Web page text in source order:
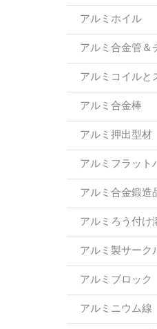
アルミホイル
アルミ合金管＆
アルミコイルと
アルミ合金棒
アルミ押出型材
アルミフラット
アルミ合金鍛造
アルミろう付け
アルミ製サーク
アルミブロック
アルミニウム線